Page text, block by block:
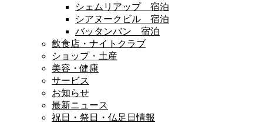
シェムリアップ 宿泊
シアヌークビル 宿泊
バッタンバン 宿泊
飲食店・ナイトクラブ
ショップ・土産
美容・健康
サービス
お知らせ
最新ニュース
祝日・祭日・仏足日情報